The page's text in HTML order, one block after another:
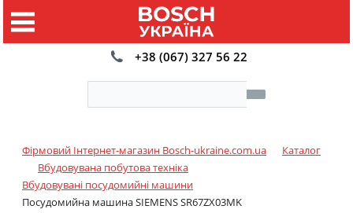
+38 (067) 327 56 22
Фірмовий Інтернет-магазин Bosch-ukraine.com.ua
Каталог
Вбудовувана побутова техніка
Вбудовувані посудомийні машини
Посудомийна машина SIEMENS SR67ZX03MK